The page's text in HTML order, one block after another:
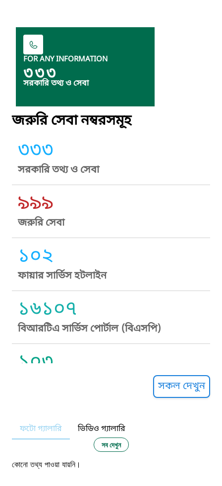
FOR ANY INFORMATION
৩৩৩
সরকারি তথ্য ও সেবা
জরুরি সেবা নম্বরসমূহ
৩৩৩
সরকারি তথ্য ও সেবা
৯৯৯
জরুরি সেবা
১০২
ফায়ার সার্ভিস হটলাইন
১৬১০৭
বিআরটিএ সার্ভিস পোর্টাল (বিএসপি)
১০৩
নারী ও শিশু নির্যাতন প্রতিরোধ
১০৬
সকল দেখুন
ফটো গ্যালারি ভিডিও গ্যালারি
সব দেখুন
কোনো তথ্য পাওয়া যায়নি।